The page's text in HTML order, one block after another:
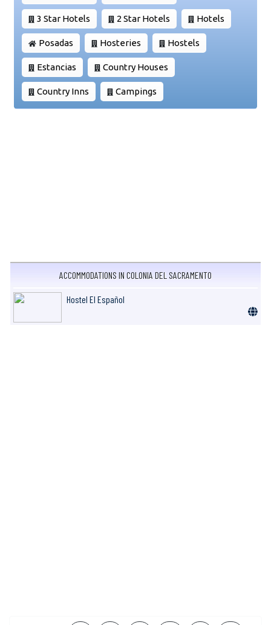
3 Star Hotels 2 Star Hotels Hotels
Posadas Hosteries Hostels
Estancias Country Houses
Country Inns Campings
ACCOMMODATIONS IN COLONIA DEL SACRAMENTO
Hostel El Español